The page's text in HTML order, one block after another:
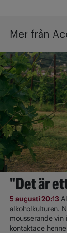
Mer från
"Det är
5 augusti 20:13
alkoholkulturen.
mousserande
kontaktade